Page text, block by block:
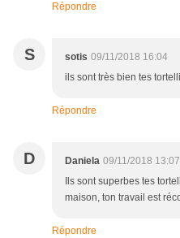
Répondre
S sotis 09/11/2018 16:04
ils sont très bien tes
Répondre
D Daniela 09/11/2018 13:07
Ils sont superbes tes
maison, ton travail est
Répondre